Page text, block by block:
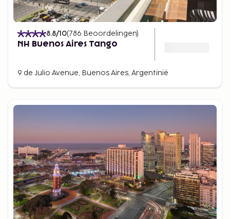
8.8/10(786 Beoordelingen)
NH Buenos Aires Tango
9 de Julio Avenue, Buenos Aires, Argentinië